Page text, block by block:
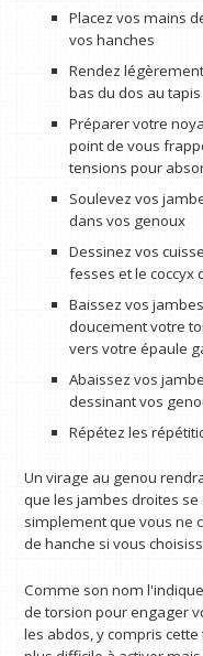
Placez vos mains
vos hanches
Rendez
bas du dos au tapis
Préparer votre
point de vous
tensions pour
Soulevez vos
dans vos genoux
Dessinez vos
fesses et le coccyx
Baissez vos
doucement votre
vers votre épaule
Abaissez vos
dessinant vos
Répétez les
Un virage au genou
que les jambes droites
simplement que vous ne
de hanche si vous
Comme son nom
de torsion pour engager
les abdos, y compris